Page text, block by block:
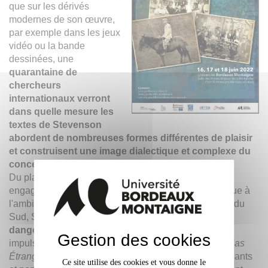
que sur les dérivés
modernes de son œuvre,
par exemple dans les jeux
vidéo ou la bande
dessinées, une
quarantaine de
chercheurs
internationaux verront
dans quelle mesure les
textes de Stevenson
abordent de nombreuses formes différentes de plaisir
et construisent une image dialectique et complexe du
concept.
Du plaisir apparemment facile et des "images
engageantes" de l'aventure et de la romance historique à
l'ambivalence des plaisirs stéréotypés tirés des mers du
Sud, Stevenson explore lesdélices mais aussi les
dangers du plaisir et de la jouissance
impulsions bondissantes et les plaisirs secrets"
(Le Cas
Étrange du Dr Jekyll et de M. Hyde
) deviennent écrasants
Gestion des cookies
Ce site utilise des cookies et vous donne le